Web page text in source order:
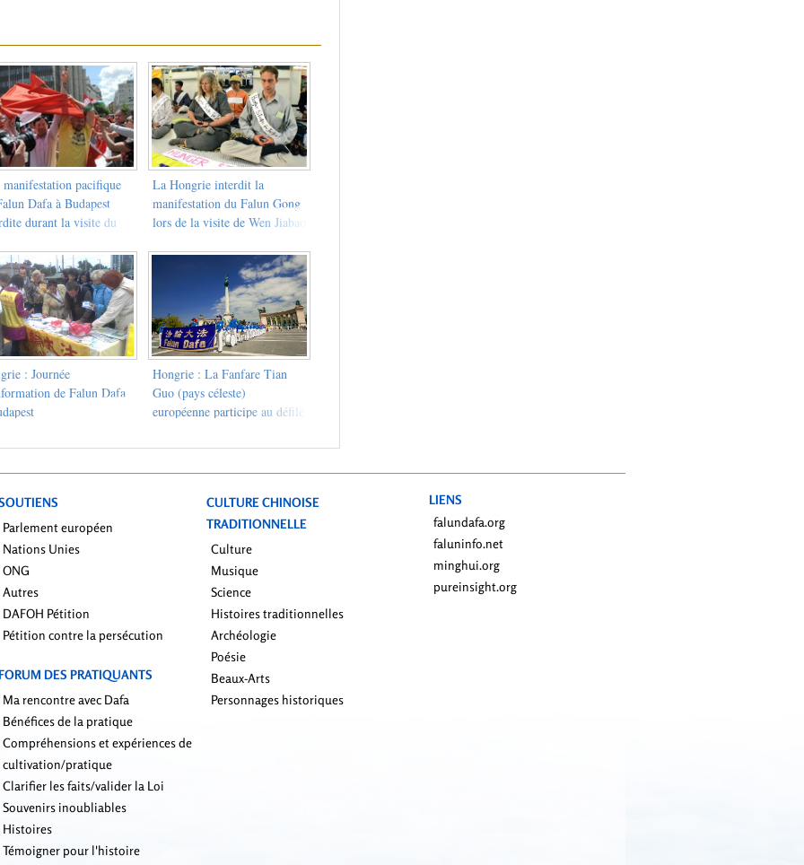
manifestation pacifique
Dafa à Budapest
durant la visite du
La Hongrie interdit la
manifestation du Falun Gong
lors de la visite de Wen Jiabao
: Journée
de Falun Dafa
Hongrie : La Fanfare Tian
Guo (pays céleste)
européenne participe au défilé
Parlement européen
Nations Unies
ONG
Autres
DAFOH Pétition
Pétition contre la persécution
DES PRATIQUANTS
Ma rencontre avec Dafa
Bénéfices de la pratique
Compréhensions et expériences de
cultivation/pratique
Clarifier les faits/valider la Loi
Souvenirs inoubliables
Histoires
Témoigner pour l'histoire
CULTURE CHINOISE
TRADITIONNELLE
Culture
Musique
Science
Histoires traditionnelles
Archéologie
Poésie
Beaux-Arts
Personnages historiques
LIENS
falundafa.org
faluninfo.net
minghui.org
pureinsight.org